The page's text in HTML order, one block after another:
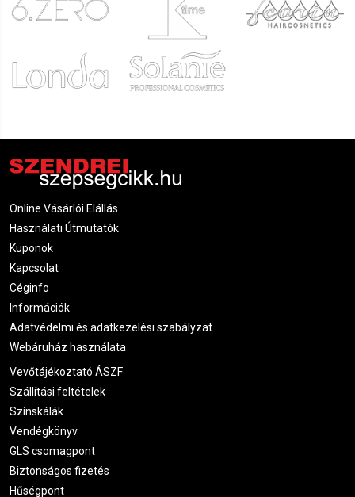
Online Vásárlói Elállás
Használati Útmutatók
Kuponok
Kapcsolat
Céginfo
Információk
Adatvédelmi és adatkezelési szabályzat
Webáruház használata
Vevőtájékoztató ÁSZF
Szállítási feltételek
Színskálák
Vendégkönyv
GLS csomagpont
Biztonságos fizetés
Hűségpont